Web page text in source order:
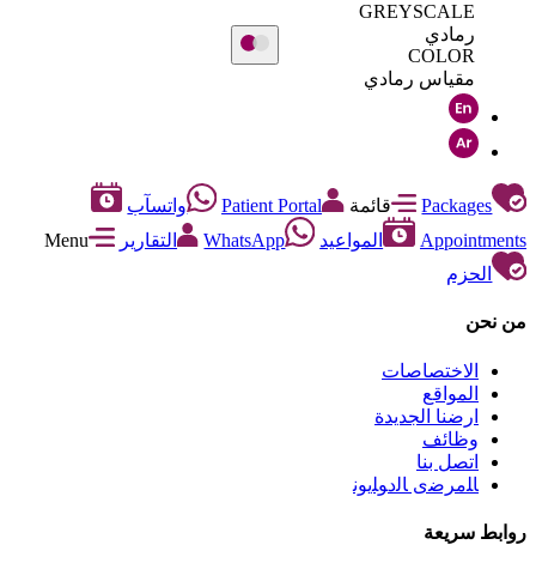
GREYSCALE
رمادي
COLOR
مقياس رمادي
Packages قائمة Patient Portal
واتسآب
Appointments
المواعيد WhatsApp التقارير
Menu
الحزم
من نحن
الاختصاصات
المواقع
ارضنا الجديدة
وظائف
اتصل بنا
ﺎﻠﻣﺮﺿﻯ ﺎﻟﺩﻮﻠﻳﻮﻧ
روابط سريعة